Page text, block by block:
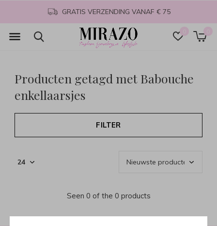
0 0
GRATIS VERZENDING VANAF € 75
Producten getagd met Babouche
enkellaarsjes
FILTER
Seen 0 of the 0 products